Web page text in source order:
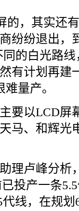
的，其实还
纷纷退出，
的白光路
有计划再建
量产。
要以LCD屏
马、和辉光
理卢峰分析
投产一条5.5
代线，在规划